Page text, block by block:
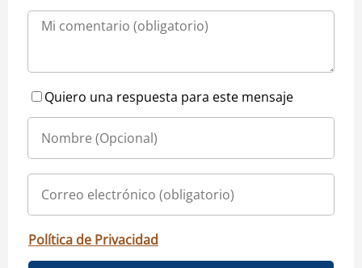
Quiero una respuesta para este mensaje
Política de Privacidad